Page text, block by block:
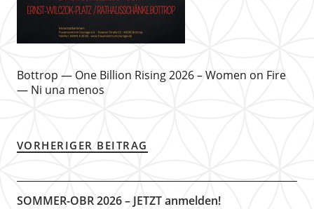
Bottrop — One Billion Rising 2026 – Women on Fire
— Ni una menos
VORHERIGER BEITRAG
SOMMER-OBR 2026 – JETZT anmelden!